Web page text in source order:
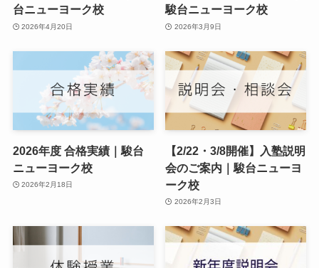
台ニューヨーク校
2026年4月20日
駿台ニューヨーク校
2026年3月9日
2026年度 合格実績｜駿台
ニューヨーク校
2026年2月18日
【2/22・3/8開催】入塾説明
会のご案内｜駿台ニューヨ
ーク校
2026年2月3日